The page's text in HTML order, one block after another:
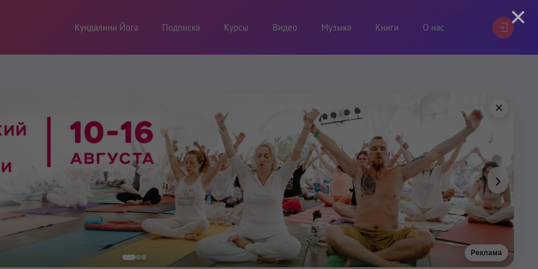
Кундалини Йога Подписка Курсы Видео Музыка Книги О нас
Реклама
×
›
×